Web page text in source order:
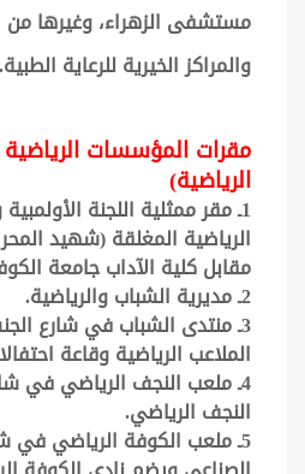
مستشفى الزهراء، وغيرها من
والمراكز الخيرية للرعاية الطبية.
مقرات المؤسسات الرياضية
الرياضية)
1ـ مقر ممثلية اللجنة
الرياضية المغلقة (شهيد
مقابل كلية الآداب جامعة
2ـ مديرية الشباب والرياضية.
3ـ منتدى الشباب في شارع
الملاعب الرياضية وقاعة
4ـ ملعب النجف الرياضي في
النجف الرياضي.
5ـ ملعب الكوفة الرياضي في